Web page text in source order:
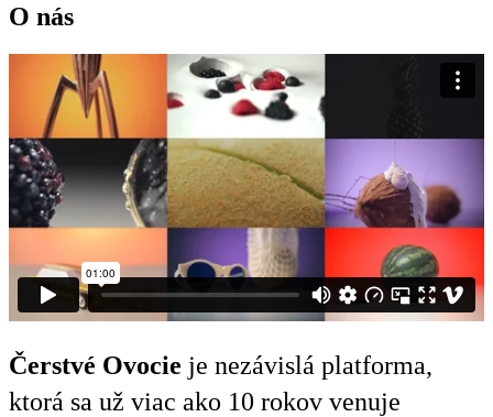
O nás
Čerstvé Ovocie je nezávislá platforma,
ktorá sa už viac ako 10 rokov venuje